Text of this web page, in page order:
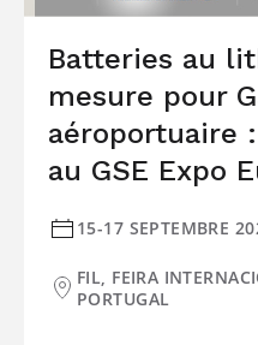
Batteries au
mesure pour
aéroportuaire
au GSE Expo
15-17 SEPTEMBRE
FIL, FEIRA
PORTUGAL